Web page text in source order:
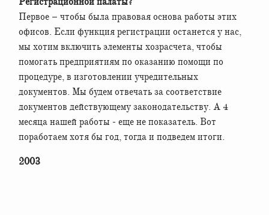
Первое – чтобы была правовая основа работы этих
офисов. Если функция регистрации останется у нас,
мы хотим включить элементы хозрасчета, чтобы
помогать предприятиям по оказанию помощи по
процедуре, в изготовлении учредительных
документов. Мы будем отвечать за соответствие
документов действующему законодательству. А 4
месяца нашей работы - еще не показатель. Вот
поработаем хотя бы год, тогда и подведем итоги.
2003